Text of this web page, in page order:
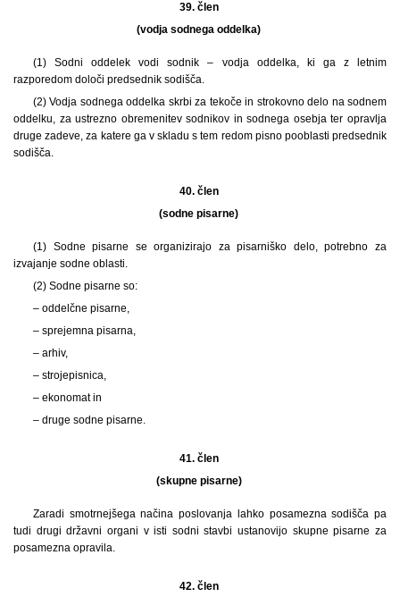
39. člen
(vodja sodnega oddelka)
(1) Sodni oddelek vodi sodnik – vodja oddelka, ki ga z letnim
razporedom določi predsednik sodišča.
(2) Vodja sodnega oddelka skrbi za tekoče in strokovno delo na sodnem
oddelku, za ustrezno obremenitev sodnikov in sodnega osebja ter opravlja
druge zadeve, za katere ga v skladu s tem redom pisno pooblasti predsednik
sodišča.
40. člen
(sodne pisarne)
(1) Sodne pisarne se organizirajo za pisarniško delo, potrebno za
izvajanje sodne oblasti.
(2) Sodne pisarne so:
– oddelčne pisarne,
– sprejemna pisarna,
– arhiv,
– strojepisnica,
– ekonomat in
– druge sodne pisarne.
41. člen
(skupne pisarne)
Zaradi smotrnejšega načina poslovanja lahko posamezna sodišča pa
tudi drugi državni organi v isti sodni stavbi ustanovijo skupne pisarne za
posamezna opravila.
42. člen